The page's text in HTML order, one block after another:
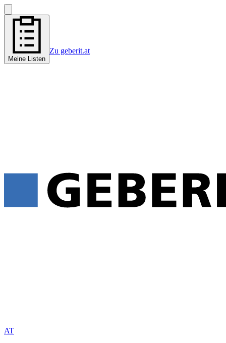
Meine Listen
Zu geberit.at
AT